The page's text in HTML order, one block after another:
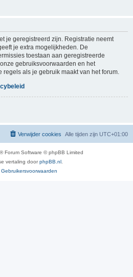
je geregistreerd zijn. Registratie neemt
je extra mogelijkheden. De
toestaan aan geregistreerde
gebruiksvoorwaarden en het
als je gebruik maakt van het forum.
Alle tijden zijn UTC+01:00
Verwijder cookies
® Forum Software © phpBB Limited
vertaling doorphpBB.nl
Gebruikersvoorwaarden